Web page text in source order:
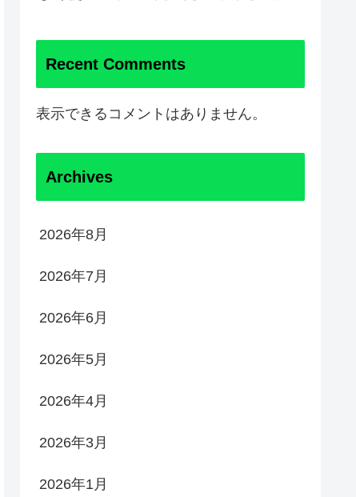
Recent Comments
表示できるコメントはありません。
Archives
2026年8月
2026年7月
2026年6月
2026年5月
2026年4月
2026年3月
2026年1月